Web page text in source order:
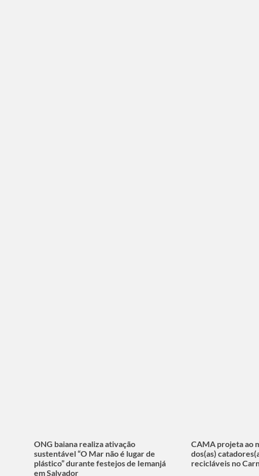
ONG baiana realiza ativação
sustentável “O Mar não é lugar de
plástico” durante festejos de Iemanjá
em Salvador
CAMA projeta ao
dos(as)
recicláveis no